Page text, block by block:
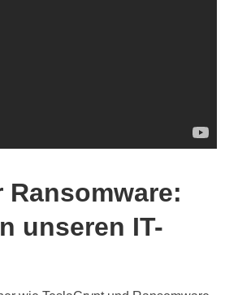
Ransomware:
unseren IT-